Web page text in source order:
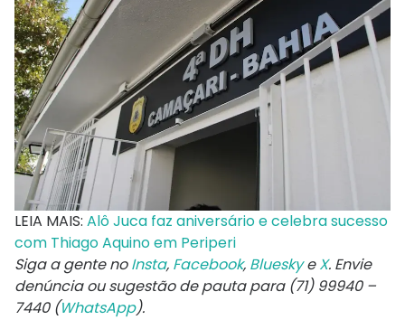
LEIA MAIS: Alô Juca faz aniversário e celebra sucesso
com Thiago Aquino em Periperi
Siga a gente noInsta, Facebook, BlueskyeX. Envie
denúncia ou sugestão de pauta para (71) 99940 –
7440 (WhatsApp).